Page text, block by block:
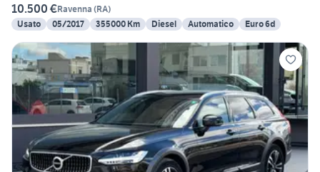
10.500 €Ravenna (RA)
Usato
05/2017 355000 Km Diesel Automatico Euro 6d